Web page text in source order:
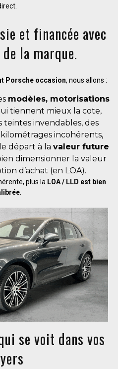
et financée avec
la marque.
Porsche occasion, nous allons :
modèles, motorisations
tiennent mieux la cote,
teintes invendables, des
incohérents,
départ à la valeur future
dimensionner la valeur
d’achat (en LOA).
plus la LOA / LLD est bien
.
se voit dans vos